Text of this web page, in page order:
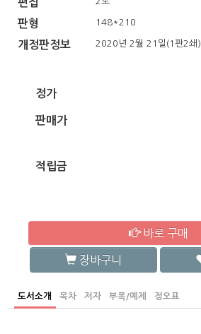
편집
판형 148*210
개정판정보 2020년 2월 21일(1판2쇄)
정가
판매가
적립금
바로 구매
장바구니
도서소개 목차 저자 부록/예제 정오표